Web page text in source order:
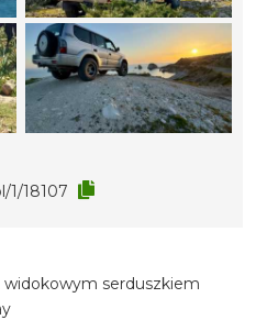
1/18107
serduszkiem